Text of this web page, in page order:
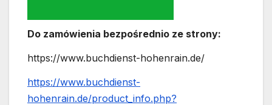
Do zamówienia bezpośrednio ze strony:
https://www.buchdienst-hohenrain.de/
https://www.buchdienst-
hohenrain.de/product_info.php?